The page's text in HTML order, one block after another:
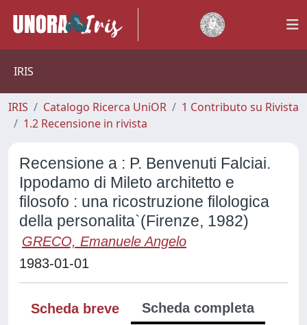
IRIS
IRIS Catalogo Ricerca UniOR
1 Contributo su Rivista
1.2 Recensione in rivista
Recensione a : P. Benvenuti Falciai.
Ippodamo di Mileto architetto e
filosofo : una ricostruzione filologica
della personalita`(Firenze, 1982)
GRECO, Emanuele Angelo
1983-01-01
Scheda breve
Scheda completa